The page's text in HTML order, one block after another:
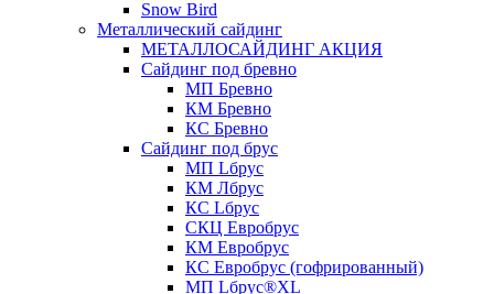
Snow Bird
Металлический сайдинг
МЕТАЛЛОСАЙДИНГ АКЦИЯ
Сайдинг под бревно
МП Бревно
КМ Бревно
КС Бревно
Сайдинг под брус
МП Lбрус
КМ Лбрус
КС Lбрус
СКЦ Евробрус
КМ Евробрус
КС Евробрус (гофрированный)
МП Lбрус®XL